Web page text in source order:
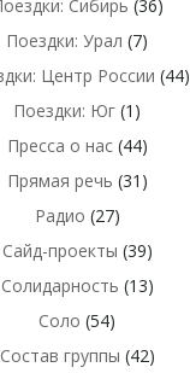
Сибирь (36)
Поездки: Урал (7)
Центр России (44)
Поездки: Юг (1)
Пресса о нас(44)
Прямая речь (31)
Радио (27)
Сайд-проекты (39)
Солидарность (13)
Соло (54)
Состав группы (42)